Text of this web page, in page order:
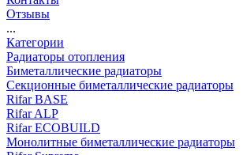
Отзывы
...
Категории
Радиаторы отопления
Биметаллические радиаторы
Секционные биметаллические радиаторы
Rifar BASE
Rifar ALP
Rifar ECOBUILD
Монолитные биметаллические радиаторы